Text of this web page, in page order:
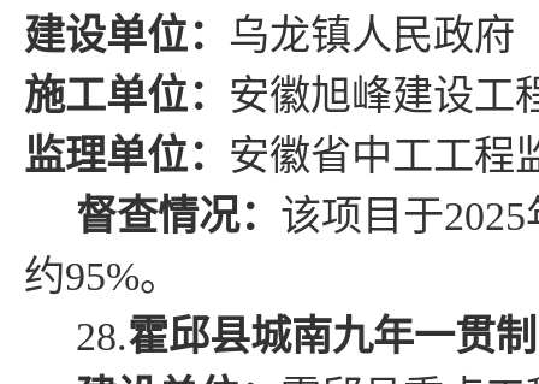
建设单位： 乌龙镇人民政府
施工单位： 安徽旭峰建设工
监理单位： 安徽省中工工程
督查情况： 该项目于2025
约95%。
28.霍邱县城南九年一贯